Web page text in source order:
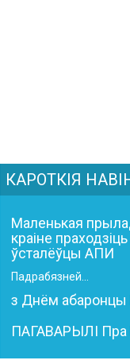
КАРОТКІЯ
Маленькая
краіне
ўсталёўцы АПИ
Падрабязней...
з Днём
ПАГАВАРЫЛІ